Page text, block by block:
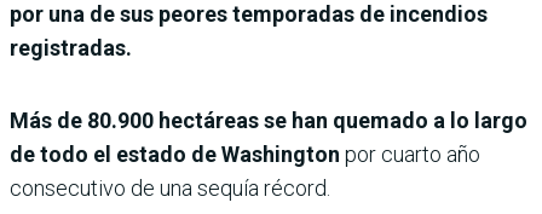
por una de sus peores temporadas de incendios
registradas.
Más de 80.900 hectáreas se han quemado a lo largo
de todo el estado de Washington por cuarto año
consecutivo de una sequía récord.